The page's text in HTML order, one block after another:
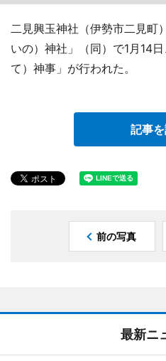
二見興玉神社（伊勢市二見町
いの）神社」（同）で1月14
て）神事」が行われた。
記事
前の写真
最新ニ